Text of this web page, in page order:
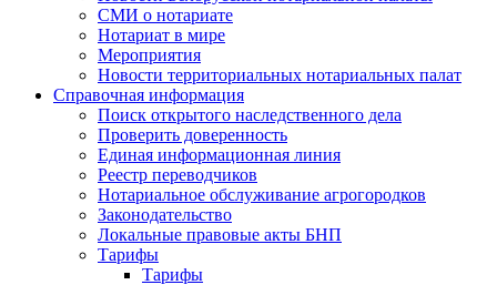
СМИ о нотариате
Нотариат в мире
Мероприятия
Новости территориальных нотариальных палат
Справочная информация
Поиск открытого наследственного дела
Проверить доверенность
Единая информационная линия
Реестр переводчиков
Нотариальное обслуживание агрогородков
Законодательство
Локальные правовые акты БНП
Тарифы
Тарифы